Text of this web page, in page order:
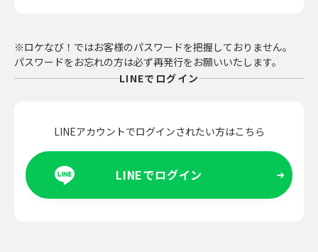
※ロケなび！ではお客様のパスワードを把握しておりません。
パスワードをお忘れの方は必ず再発行をお願いいたします。
LINEでログイン
LINEアカウントでログインされたい方はこちら
LINEでログイン